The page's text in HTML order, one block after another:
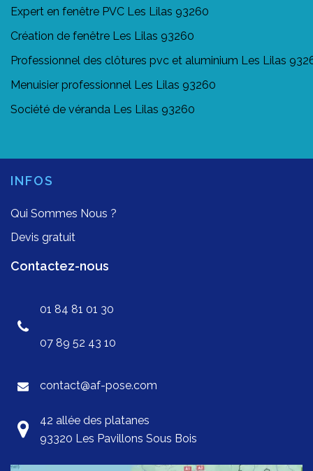
Expert en fenêtre PVC Les Lilas 93260
Création de fenêtre Les Lilas 93260
Professionnel des clôtures pvc et aluminium Les Lilas
Menuisier professionnel Les Lilas 93260
Société de véranda Les Lilas 93260
INFOS
Qui Sommes Nous ?
Devis gratuit
Contactez-nous
01 84 81 01 30
07 89 52 43 10
contact@af-pose.com
42 allée des platanes
93320 Les Pavillons Sous Bois